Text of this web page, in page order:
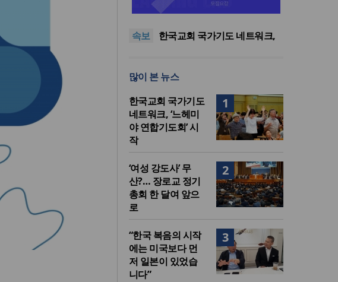
속보
중단하라”
정신건강 치료 인프라 부족…
중증 입원·재활 확충 과제
선교의 현장
한국교회 국가기도 네트워크,
중단하라”
정신건강 치료 인프라 부족…
정신질환 평생유병률 27.8%,
중증 입원·재활 확충 과제
많이 본 뉴스
1
한국교회 국가기도
네트워크, ‘느헤미
야 연합기도회’ 시
작
2
‘여성 강도사’ 무
산?… 장로교 정기
총회 한 달여 앞으
로
3
“한국 복음의 시작
에는 미국보다 먼
저 일본이 있었습
니다”